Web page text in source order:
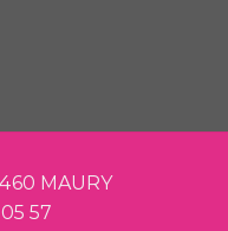
MAURY
57